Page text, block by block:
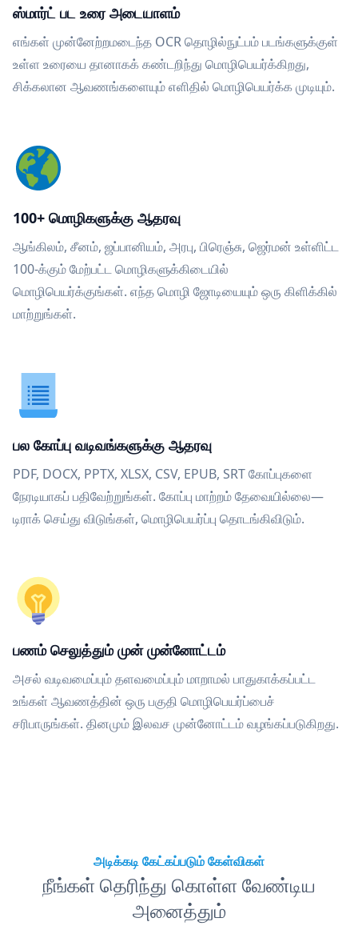
ஸ்மார்ட் பட உரை அடையாளம்
எங்கள் முன்னேற்றமடைந்த OCR தொழில்நுட்பம் படங்களுக்குள்
உள்ள உரையை தானாகக் கண்டறிந்து மொழிபெயர்க்கிறது,
சிக்கலான ஆவணங்களையும் எளிதில் மொழிபெயர்க்க முடியும்.
100+ மொழிகளுக்கு ஆதரவு
ஆங்கிலம், சீனம், ஜப்பானியம், அரபு, பிரெஞ்சு, ஜெர்மன் உள்ளிட்ட
100-க்கும் மேற்பட்ட மொழிகளுக்கிடையில்
மொழிபெயர்க்குங்கள். எந்த மொழி ஜோடியையும் ஒரு கிளிக்கில்
மாற்றுங்கள்.
பல கோப்பு வடிவங்களுக்கு ஆதரவு
PDF, DOCX, PPTX, XLSX, CSV, EPUB, SRT கோப்புகளை
நேரடியாகப் பதிவேற்றுங்கள். கோப்பு மாற்றம் தேவையில்லை—
டிராக் செய்து விடுங்கள், மொழிபெயர்ப்பு தொடங்கிவிடும்.
பணம் செலுத்தும் முன் முன்னோட்டம்
அசல் வடிவமைப்பும் தளவமைப்பும் மாறாமல் பாதுகாக்கப்பட்ட
உங்கள் ஆவணத்தின் ஒரு பகுதி மொழிபெயர்ப்பைச்
சரிபாருங்கள். தினமும் இலவச முன்னோட்டம் வழங்கப்படுகிறது.
அடிக்கடி கேட்கப்படும் கேள்விகள்
நீங்கள் தெரிந்து கொள்ள வேண்டிய
அனைத்தும்